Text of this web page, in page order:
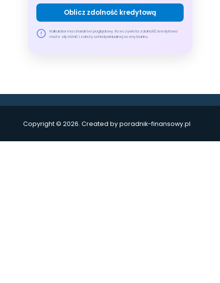
Oblicz zdolność kredytową
Kalkulator ma charakter poglądowy. Rzeczywista zdolność kredytowa
może się różnić i zależy od indywidualnej oceny banku.
Copyright © 2026. Created by poradnik-finansowy.pl